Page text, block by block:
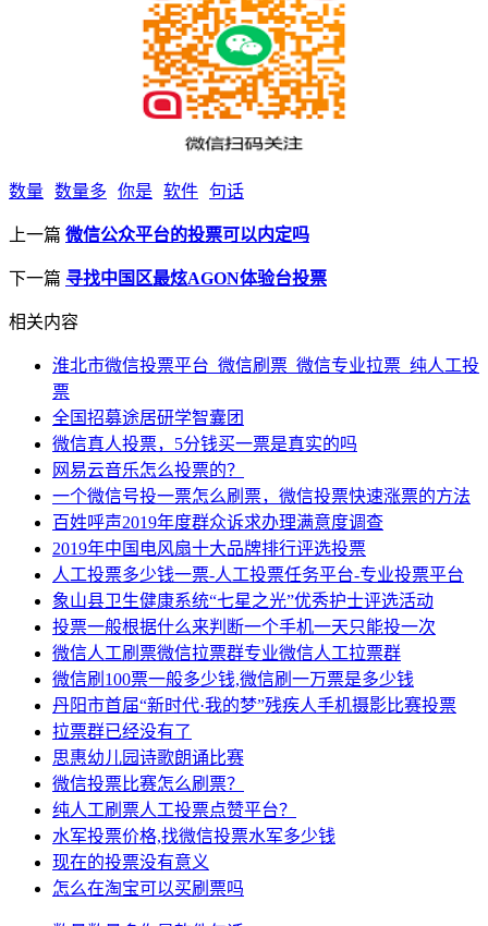
数量 数量多 你是 软件 句话
上一篇 微信公众平台的投票可以内定吗
下一篇 寻找中国区最炫AGON体验台投票
相关内容
淮北市微信投票平台_微信刷票_微信专业拉票_纯人工投
票
全国招募途居研学智囊团
微信真人投票，5分钱买一票是真实的吗
网易云音乐怎么投票的？
一个微信号投一票怎么刷票，微信投票快速涨票的方法
百姓呼声2019年度群众诉求办理满意度调查
2019年中国电风扇十大品牌排行评选投票
人工投票多少钱一票-人工投票任务平台-专业投票平台
象山县卫生健康系统“七星之光”优秀护士评选活动
投票一般根据什么来判断一个手机一天只能投一次
微信人工刷票微信拉票群专业微信人工拉票群
微信刷100票一般多少钱,微信刷一万票是多少钱
丹阳市首届“新时代·我的梦”残疾人手机摄影比赛投票
拉票群已经没有了
思惠幼儿园诗歌朗诵比赛
微信投票比赛怎么刷票？
纯人工刷票人工投票点赞平台？
水军投票价格,找微信投票水军多少钱
现在的投票没有意义
怎么在淘宝可以买刷票吗